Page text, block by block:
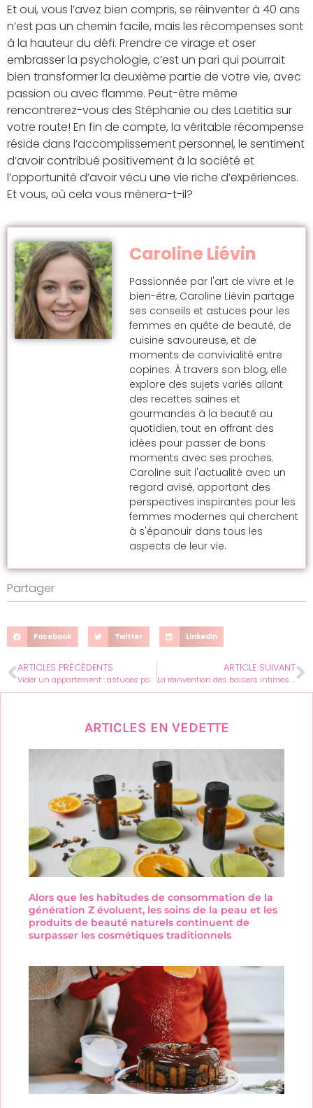
Et oui, vous l’avez bien compris, se réinventer à 40 ans
n’est pas un chemin facile, mais les récompenses sont
à la hauteur du défi. Prendre ce virage et oser
embrasser la psychologie, c’est un pari qui pourrait
bien transformer la deuxième partie de votre vie, avec
passion ou avec flamme. Peut-être même
rencontrerez-vous des Stéphanie ou des Laetitia sur
votre route! En fin de compte, la véritable récompense
réside dans l’accomplissement personnel, le sentiment
d’avoir contribué positivement à la société et
l’opportunité d’avoir vécu une vie riche d’expériences.
Et vous, où cela vous mènera-t-il?
Caroline Liévin
Passionnée par l'art de vivre et le
bien-être, Caroline Liévin partage
ses conseils et astuces pour les
femmes en quête de beauté, de
cuisine savoureuse, et de
moments de convivialité entre
copines. À travers son blog, elle
explore des sujets variés allant
des recettes saines et
gourmandes à la beauté au
quotidien, tout en offrant des
idées pour passer de bons
moments avec ses proches.
Caroline suit l'actualité avec un
regard avisé, apportant des
perspectives inspirantes pour les
femmes modernes qui cherchent
à s'épanouir dans tous les
aspects de leur vie.
Partager
Facebook Twitter LinkedIn
ARTICLES PRÉCÉDENTS
Vider un appartement : astuces pour économiser et aider la communauté
ARTICLE SUIVANT
La réinvention des baisers intimes : le bisou arc-en-ciel intrigant et libérateur
ARTICLES EN VEDETTE
Alors que les habitudes de consommation de la
génération Z évoluent, les soins de la peau et les
produits de beauté naturels continuent de
surpasser les cosmétiques traditionnels